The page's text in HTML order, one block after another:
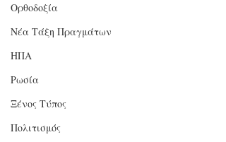
Ορθοδοξία
Νέα Τάξη Πραγμάτων
ΗΠΑ
Ρωσία
Ξένος Τύπος
Πολιτισμός